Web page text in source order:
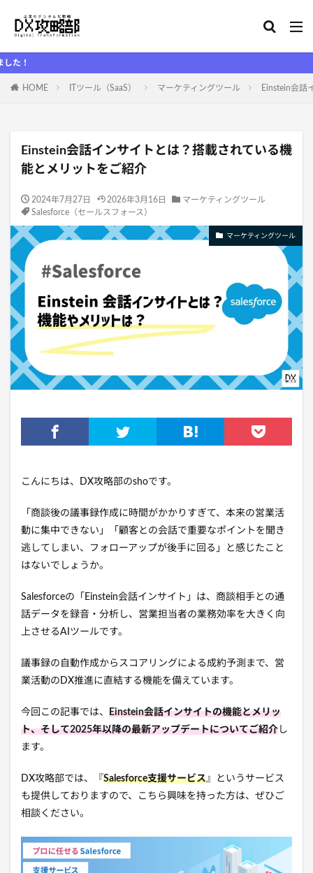
HOME ITツール（SaaS） マーケティングツール Einstein会話
Einstein会話インサイトとは？搭載されている機
能とメリットをご紹介
2024年7月27日 2026年3月16日
マーケティングツール
Salesforce（セールスフォース）
マーケティングツール
こんにちは、DX攻略部のshoです。
「商談後の議事録作成に時間がかかりすぎて、本来の営業活
動に集中できない」「顧客との会話で重要なポイントを聞き
逃してしまい、フォローアップが後手に回る」と感じたこと
はないでしょうか。
Salesforceの「Einstein会話インサイト」は、商談相手との通
話データを録音・分析し、営業担当者の業務効率を大きく向
上させるAIツールです。
議事録の自動作成からスコアリングによる成約予測まで、営
業活動のDX推進に直結する機能を備えています。
今回この記事では、 Einstein会話インサイトの機能とメリッ
ト、そして2025年以降の最新アップデートについてご紹介 し
ます。
DX攻略部では、『 Salesforce支援サービス』というサービス
も提供しておりますので、こちら興味を持った方は、ぜひご
相談ください。